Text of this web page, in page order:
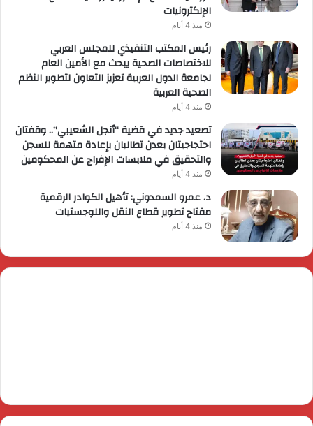
الإلكترونيات
منذ 4 أيام
رئيس المكتب التنفيذي للمجلس العربي
للاختصاصات الصحية يبحث مع الأمين العام
لجامعة الدول العربية تعزيز التعاون لتطوير النظم
الصحية العربية
منذ 4 أيام
تصعيد جديد في قضية “أنجل الشعيبي”.. وقفتان
احتجاجيتان بعدن تطالبان بإعادة متهمة للسجن
والتحقيق في ملابسات الإفراج عن المحكومين
منذ 4 أيام
د. عمرو السمدوني: تأهيل الكوادر الرقمية
مفتاح تطوير قطاع النقل واللوجستيات
منذ 4 أيام